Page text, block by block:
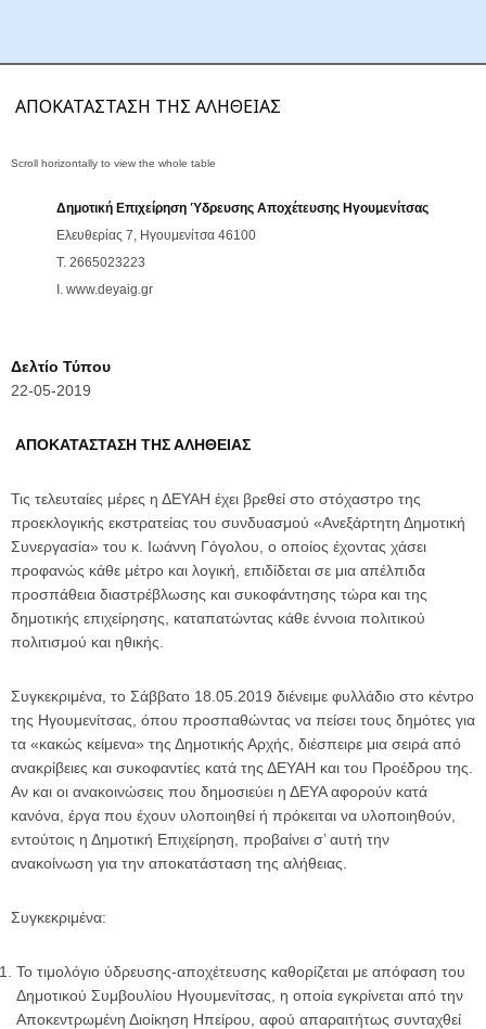
ΑΠΟΚΑΤΑΣΤΑΣΗ ΤΗΣ ΑΛΗΘΕΙΑΣ
Δημοτική Επιχείρηση Ύδρευσης Αποχέτευσης Ηγουμενίτσας
Ελευθερίας 7, Ηγουμενίτσα 46100
T. 2665023223
Ι. www.deyaig.gr
Δελτίο Τύπου
22-05-2019
ΑΠΟΚΑΤΑΣΤΑΣΗ ΤΗΣ ΑΛΗΘΕΙΑΣ
Τις τελευταίες μέρες η ΔΕΥΑΗ έχει βρεθεί στο στόχαστρο της
προεκλογικής εκστρατείας του συνδυασμού «Ανεξάρτητη Δημοτική
Συνεργασία» του κ. Ιωάννη Γόγολου, ο οποίος έχοντας χάσει
προφανώς κάθε μέτρο και λογική, επιδίδεται σε μια απέλπιδα
προσπάθεια διαστρέβλωσης και συκοφάντησης τώρα και της
δημοτικής επιχείρησης, καταπατώντας κάθε έννοια πολιτικού
πολιτισμού και ηθικής.
Συγκεκριμένα, το Σάββατο 18.05.2019 διένειμε φυλλάδιο στο κέντρο
της Ηγουμενίτσας, όπου προσπαθώντας να πείσει τους δημότες για
τα «κακώς κείμενα» της Δημοτικής Αρχής, διέσπειρε μια σειρά από
ανακρίβειες και συκοφαντίες κατά της ΔΕΥΑΗ και του Προέδρου της.
Αν και οι ανακοινώσεις που δημοσιεύει η ΔΕΥΑ αφορούν κατά
κανόνα, έργα που έχουν υλοποιηθεί ή πρόκειται να υλοποιηθούν,
εντούτοις η Δημοτική Επιχείρηση, προβαίνει σ’ αυτή την
ανακοίνωση για την αποκατάσταση της αλήθειας.
Συγκεκριμένα:
Το τιμολόγιο ύδρευσης-αποχέτευσης καθορίζεται με απόφαση του
Δημοτικού Συμβουλίου Ηγουμενίτσας, η οποία εγκρίνεται από την
Αποκεντρωμένη Διοίκηση Ηπείρου, αφού απαραιτήτως συνταχθεί